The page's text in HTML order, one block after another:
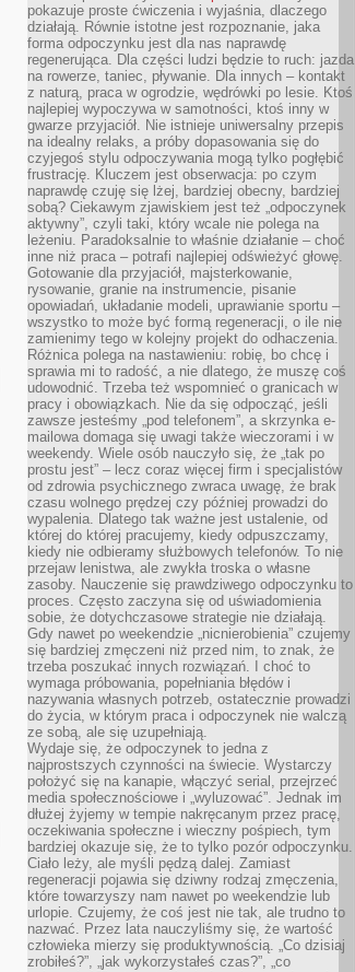
pokazuje proste ćwiczenia i wyjaśnia, dlaczego
działają. Równie istotne jest rozpoznanie, jaka
forma odpoczynku jest dla nas naprawdę
regenerująca. Dla części ludzi będzie to ruch: jazda
na rowerze, taniec, pływanie. Dla innych – kontakt
z naturą, praca w ogrodzie, wędrówki po lesie. Ktoś
najlepiej wypoczywa w samotności, ktoś inny w
gwarze przyjaciół. Nie istnieje uniwersalny przepis
na idealny relaks, a próby dopasowania się do
czyjegoś stylu odpoczywania mogą tylko pogłębić
frustrację. Kluczem jest obserwacja: po czym
naprawdę czuję się lżej, bardziej obecny, bardziej
sobą? Ciekawym zjawiskiem jest też „odpoczynek
aktywny”, czyli taki, który wcale nie polega na
leżeniu. Paradoksalnie to właśnie działanie – choć
inne niż praca – potrafi najlepiej odświeżyć głowę.
Gotowanie dla przyjaciół, majsterkowanie,
rysowanie, granie na instrumencie, pisanie
opowiadań, układanie modeli, uprawianie sportu –
wszystko to może być formą regeneracji, o ile nie
zamienimy tego w kolejny projekt do odhaczenia.
Różnica polega na nastawieniu: robię, bo chcę i
sprawia mi to radość, a nie dlatego, że muszę coś
udowodnić. Trzeba też wspomnieć o granicach w
pracy i obowiązkach. Nie da się odpocząć, jeśli
zawsze jesteśmy „pod telefonem”, a skrzynka e-
mailowa domaga się uwagi także wieczorami i w
weekendy. Wiele osób nauczyło się, że „tak po
prostu jest” – lecz coraz więcej firm i specjalistów
od zdrowia psychicznego zwraca uwagę, że brak
czasu wolnego prędzej czy później prowadzi do
wypalenia. Dlatego tak ważne jest ustalenie, od
której do której pracujemy, kiedy odpuszczamy,
kiedy nie odbieramy służbowych telefonów. To nie
przejaw lenistwa, ale zwykła troska o własne
zasoby. Nauczenie się prawdziwego odpoczynku to
proces. Często zaczyna się od uświadomienia
sobie, że dotychczasowe strategie nie działają.
Gdy nawet po weekendzie „nicnierobienia” czujemy
się bardziej zmęczeni niż przed nim, to znak, że
trzeba poszukać innych rozwiązań. I choć to
wymaga próbowania, popełniania błędów i
nazywania własnych potrzeb, ostatecznie prowadzi
do życia, w którym praca i odpoczynek nie walczą
ze sobą, ale się uzupełniają.
Wydaje się, że odpoczynek to jedna z
najprostszych czynności na świecie. Wystarczy
położyć się na kanapie, włączyć serial, przejrzeć
media społecznościowe i „wyluzować”. Jednak im
dłużej żyjemy w tempie nakręcanym przez pracę,
oczekiwania społeczne i wieczny pośpiech, tym
bardziej okazuje się, że to tylko pozór odpoczynku.
Ciało leży, ale myśli pędzą dalej. Zamiast
regeneracji pojawia się dziwny rodzaj zmęczenia,
które towarzyszy nam nawet po weekendzie lub
urlopie. Czujemy, że coś jest nie tak, ale trudno to
nazwać. Przez lata nauczyliśmy się, że wartość
człowieka mierzy się produktywnością. „Co dzisiaj
zrobiłeś?”, „jak wykorzystałeś czas?”, „co